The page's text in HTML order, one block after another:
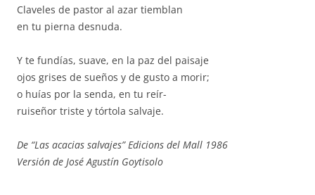
Claveles de pastor al azar tiemblan
en tu pierna desnuda.
Y te fundías, suave, en la paz del paisaje
ojos grises de sueños y de gusto a morir;
o huías por la senda, en tu reír-
ruiseñor triste y tórtola salvaje.
De “Las acacias salvajes” Edicions del Mall 1986
Versión de José Agustín Goytisolo